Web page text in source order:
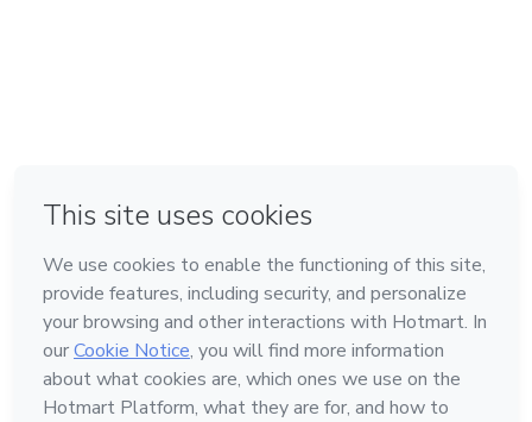
Feito com ❤ na Cidade do México
Conheça a Hotmart
Idioma